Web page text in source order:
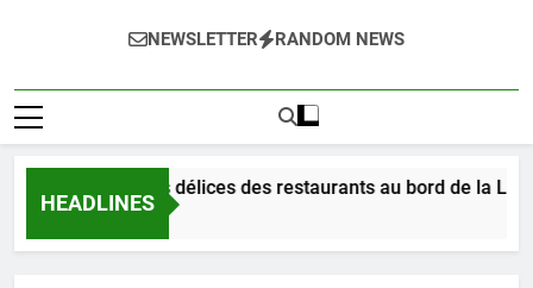
NEWSLETTER RANDOM NEWS
HEADLINES
Dégustez les délices des restaurants au bord de la
2 Jours Ago